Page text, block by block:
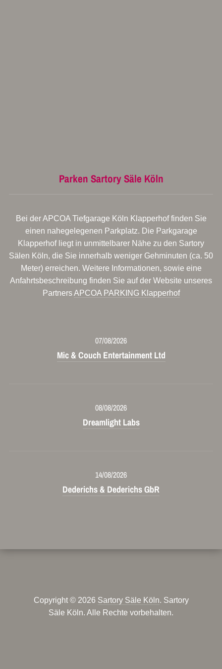
Parken Sartory Säle Köln
Bei der APCOA Tiefgarage Köln Klapperhof finden Sie
einen nahegelegenen Parkplatz. Die Parkgarage
Klapperhof liegt in unmittelbarer Nähe zu den Sartory
Sälen Köln, die Sie innerhalb weniger Gehminuten (ca. 50
Meter) erreichen. Weitere Informationen, sowie eine
Anfahrtsbeschreibung finden Sie auf der Website unseres
PartnersAPCOA PARKING Klapperhof
07/08/2026
Mic & Couch Entertainment Ltd
08/08/2026
Dreamlight Labs
14/08/2026
Dederichs & Dederichs GbR
Copyright © 2026 Sartory Säle Köln. Sartory
Säle Köln. Alle Rechte vorbehalten.